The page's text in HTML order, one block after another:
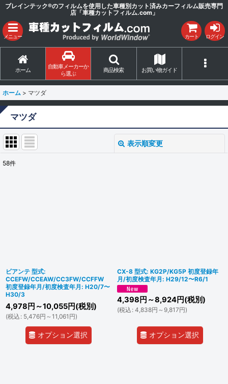
ブレインテック®のフィルムを使用した車種別カット済みカーフィルム販売専門
店「車種カットフィルム.com」
メニュー カート ログイン
ホーム
自動車メーカーか
ら選ぶ
商品検索 お買い物ガイド
ホーム > マツダ
マツダ
表示順変更
58件
ビアンテ 型式:
CCEFW/CCEAW/CC3FW/CCFFW
初度登録年月/初度検査年月: H20/7〜
H30/3
4,978 円 ～10,055円(税別)
(税込 : 5,476円 ～11,061 円)
オプション選択
CX-8 型式: KG2P/KG5P 初度登録年
月/初度検査年月: H29/12〜R6/1
4,398 円 ～8,924円(税別)
(税込 : 4,838円 ～9,817円)
オプション選択